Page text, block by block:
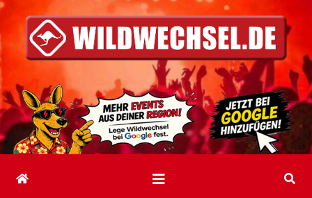
Inhalt
springen